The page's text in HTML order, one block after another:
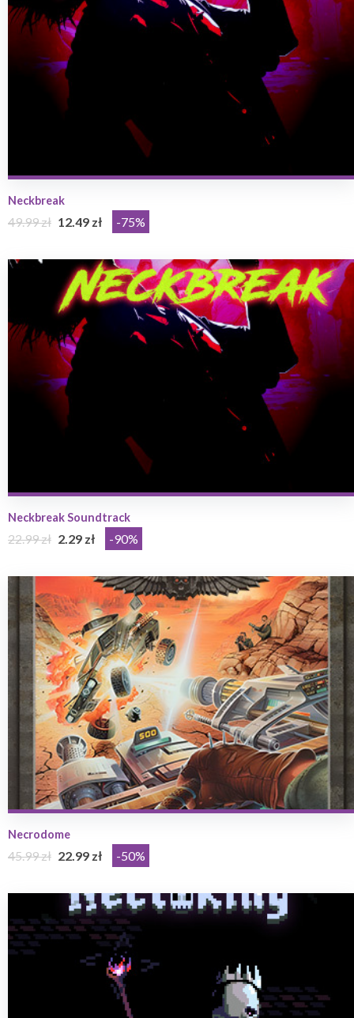
Neckbreak
49.99 zł 12.49 zł -75%
Neckbreak Soundtrack
22.99 zł 2.29 zł -90%
Necrodome
45.99 zł 22.99 zł -50%